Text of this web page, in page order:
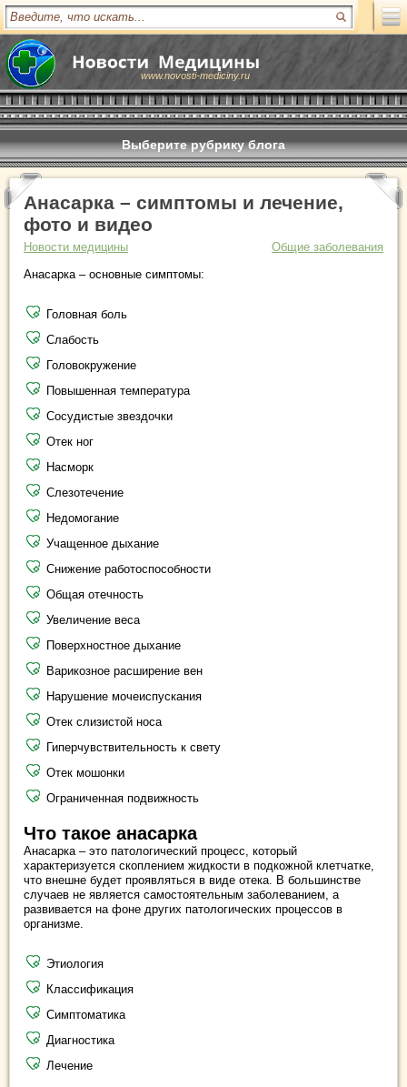
www.novosti-mediciny.ru
Выберите рубрику блога
Анасарка – симптомы и лечение,
фото и видео
Новости медицины
Общие заболевания
Анасарка – основные симптомы:
Головная боль
Слабость
Головокружение
Повышенная температура
Сосудистые звездочки
Отек ног
Насморк
Слезотечение
Недомогание
Учащенное дыхание
Снижение работоспособности
Общая отечность
Увеличение веса
Поверхностное дыхание
Варикозное расширение вен
Нарушение мочеиспускания
Отек слизистой носа
Гиперчувствительность к свету
Отек мошонки
Ограниченная подвижность
Что такое анасарка
Анасарка – это патологический процесс, который
характеризуется скоплением жидкости в подкожной клетчатке,
что внешне будет проявляться в виде отека. В большинстве
случаев не является самостоятельным заболеванием, а
развивается на фоне других патологических процессов в
организме.
Этиология
Классификация
Симптоматика
Диагностика
Лечение